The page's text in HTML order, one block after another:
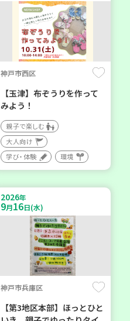
神戸市西区
【玉津】布ぞうりを作って
みよう！
親子で楽しむ
大人向け
学び・体験
環境
2026年
9月16日(水)
神戸市兵庫区
【第3地区本部】ほっとひと